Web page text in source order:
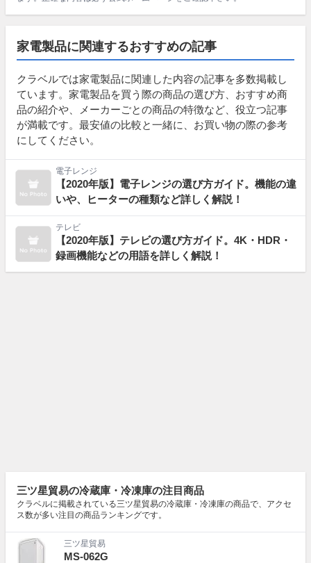
家電製品に関連するおすすめの記事
クラベルでは家電製品に関連した内容の記事を多数掲載し
ています。家電製品を買う際の商品の選び方、おすすめ商
品の紹介や、メーカーごとの商品の特徴など、役立つ記事
が満載です。最安値の比較と一緒に、お買い物の際の参考
にしてください。
電子レンジ
【2020年版】電子レンジの選び方ガイド。機能の違
いや、ヒーターの種類など詳しく解説！
テレビ
【2020年版】テレビの選び方ガイド。4K・HDR・
録画機能などの用語を詳しく解説！
三ツ星貿易の冷蔵庫・冷凍庫の注目商品
クラベルに掲載されている三ツ星貿易の冷蔵庫・冷凍庫の商品で、アクセ
ス数が多い注目の商品ランキングです。
三ツ星貿易
MS-062G